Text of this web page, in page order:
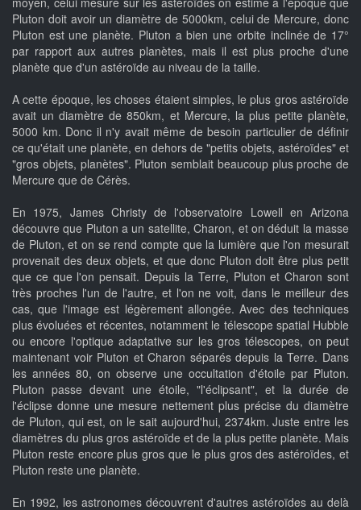
Pluton doit avoir un diamètre de 5000km, celui de Mercure, donc
Pluton est une planète. Pluton a bien une orbite inclinée de 17°
par rapport aux autres planètes, mais il est plus proche d'une
planète que d'un astéroïde au niveau de la taille.
A cette époque, les choses étaient simples, le plus gros astéroïde
avait un diamètre de 850km, et Mercure, la plus petite planète,
5000 km. Donc il n'y avait même de besoin particulier de définir
ce qu'était une planète, en dehors de "petits objets, astéroïdes" et
"gros objets, planètes". Pluton semblait beaucoup plus proche de
Mercure que de Cérès.
En 1975, James Christy de l'observatoire Lowell en Arizona
découvre que Pluton a un satellite, Charon, et on déduit la masse
de Pluton, et on se rend compte que la lumière que l'on mesurait
provenait des deux objets, et que donc Pluton doit être plus petit
que ce que l'on pensait. Depuis la Terre, Pluton et Charon sont
très proches l'un de l'autre, et l'on ne voit, dans le meilleur des
cas, que l'image est légèrement allongée. Avec des techniques
plus évoluées et récentes, notamment le télescope spatial Hubble
ou encore l'optique adaptative sur les gros télescopes, on peut
maintenant voir Pluton et Charon séparés depuis la Terre. Dans
les années 80, on observe une occultation d'étoile par Pluton.
Pluton passe devant une étoile, "l'éclipsant", et la durée de
l'éclipse donne une mesure nettement plus précise du diamètre
de Pluton, qui est, on le sait aujourd'hui, 2374km. Juste entre les
diamètres du plus gros astéroïde et de la plus petite planète. Mais
Pluton reste encore plus gros que le plus gros des astéroïdes, et
Pluton reste une planète.
En 1992, les astronomes découvrent d'autres astéroïdes au delà